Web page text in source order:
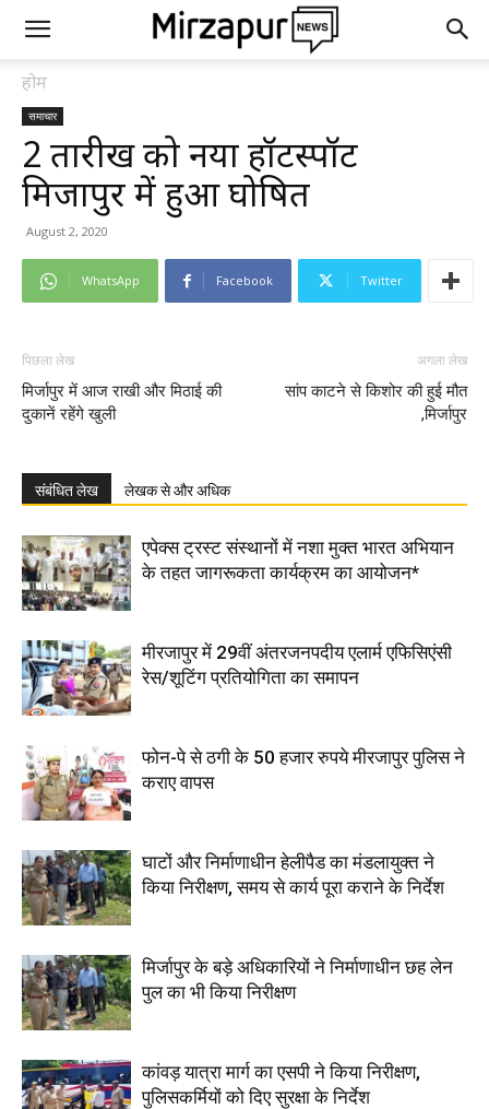
होम
समाचार
2 तारीख को नया हॉटस्पॉट
मिर्जापुर में हुआ घोषित
August 2, 2020
WhatsApp Facebook Twitter
पिछला लेख
मिर्जापुर में आज राखी और मिठाई की
दुकानें रहेंगे खुली
अगला लेख
सांप काटने से किशोर की हुई मौत
,मिर्जापुर
संबंधित लेख लेखक से और अधिक
एपेक्स ट्रस्ट संस्थानों में नशा मुक्त भारत अभियान
के तहत जागरूकता कार्यक्रम का आयोजन*
मीरजापुर में 29वीं अंतरजनपदीय एलार्म एफिसिएंसी
रेस/शूटिंग प्रतियोगिता का समापन
फोन-पे से ठगी के 50 हजार रुपये मीरजापुर पुलिस ने
कराए वापस
घाटों और निर्माणाधीन हेलीपैड का मंडलायुक्त ने
किया निरीक्षण, समय से कार्य पूरा कराने के निर्देश
मिर्जापुर के बड़े अधिकारियों ने निर्माणाधीन छह लेन
पुल का भी किया निरीक्षण
कांवड़ यात्रा मार्ग का एसपी ने किया निरीक्षण,
पुलिसकर्मियों को दिए सुरक्षा के निर्देश